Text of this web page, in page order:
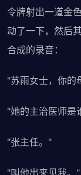
令牌射出一道金
动了一下，然后
合成的录音：
"苏雨女士，你的
"她的主治医师是
"张主任。"
"叫他出来见我。"